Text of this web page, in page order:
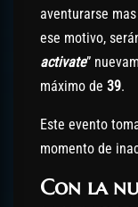
aventurarse
ese motivo,
activate”
máximo de 39.
Este evento
momento de
Con la